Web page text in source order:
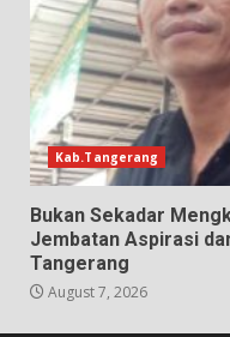
Kab.Tangerang
Bukan Sekadar
Jembatan Aspirasi
Tangerang
August 7, 2026